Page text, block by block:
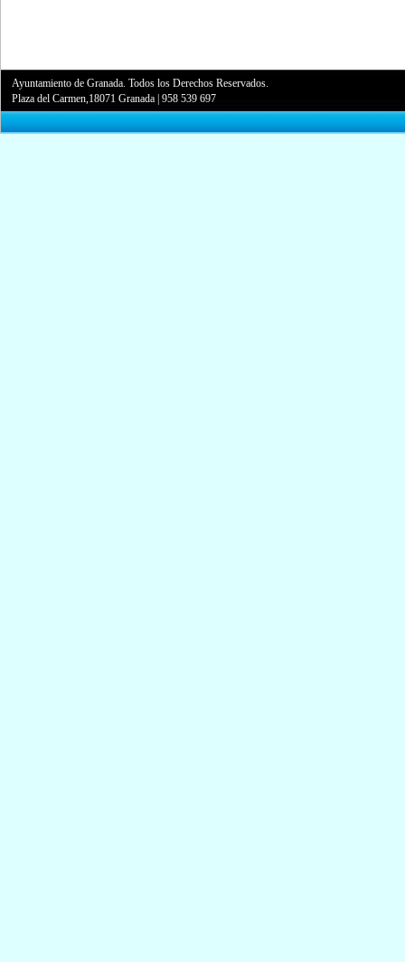
Ayuntamiento de Granada. Todos los Derechos Reservados.
Plaza del Carmen,18071 Granada |958 539 697